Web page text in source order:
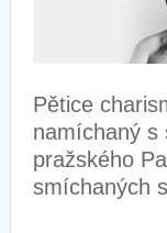
Pětice
namíchaný s
pražského
smíchaných